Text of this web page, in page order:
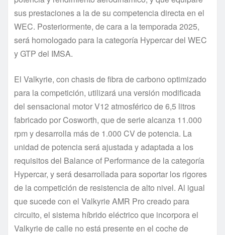
sus prestaciones a la de su competencia directa en el
WEC. Posteriormente, de cara a la temporada 2025,
será homologado para la categoría Hypercar del WEC
y GTP del IMSA.
El Valkyrie, con chasis de fibra de carbono optimizado
para la competición, utilizará una versión modificada
del sensacional motor V12 atmosférico de 6,5 litros
fabricado por Cosworth, que de serie alcanza 11.000
rpm y desarrolla más de 1.000 CV de potencia. La
unidad de potencia será ajustada y adaptada a los
requisitos del Balance of Performance de la categoría
Hypercar, y será desarrollada para soportar los rigores
de la competición de resistencia de alto nivel. Al igual
que sucede con el Valkyrie AMR Pro creado para
circuito, el sistema híbrido eléctrico que incorpora el
Valkyrie de calle no está presente en el coche de